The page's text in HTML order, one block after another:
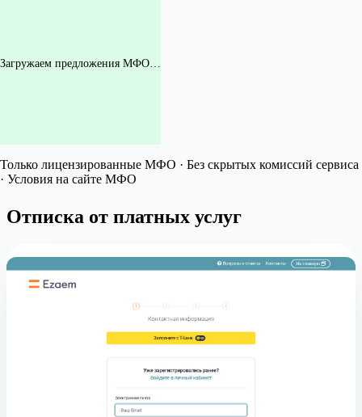
Загружаем предложения МФО…
Только лицензированные МФО · Без скрытых комиссий сервиса
· Условия на сайте МФО
Отписка от платных услуг